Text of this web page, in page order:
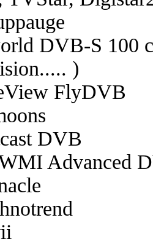
DVB-S 100
)
FlyDVB
DVB
Advanced